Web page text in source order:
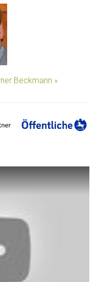
Beckmann »